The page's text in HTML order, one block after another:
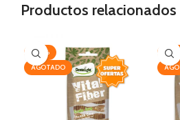
Productos relacionados
-30%
AGOTADO
-